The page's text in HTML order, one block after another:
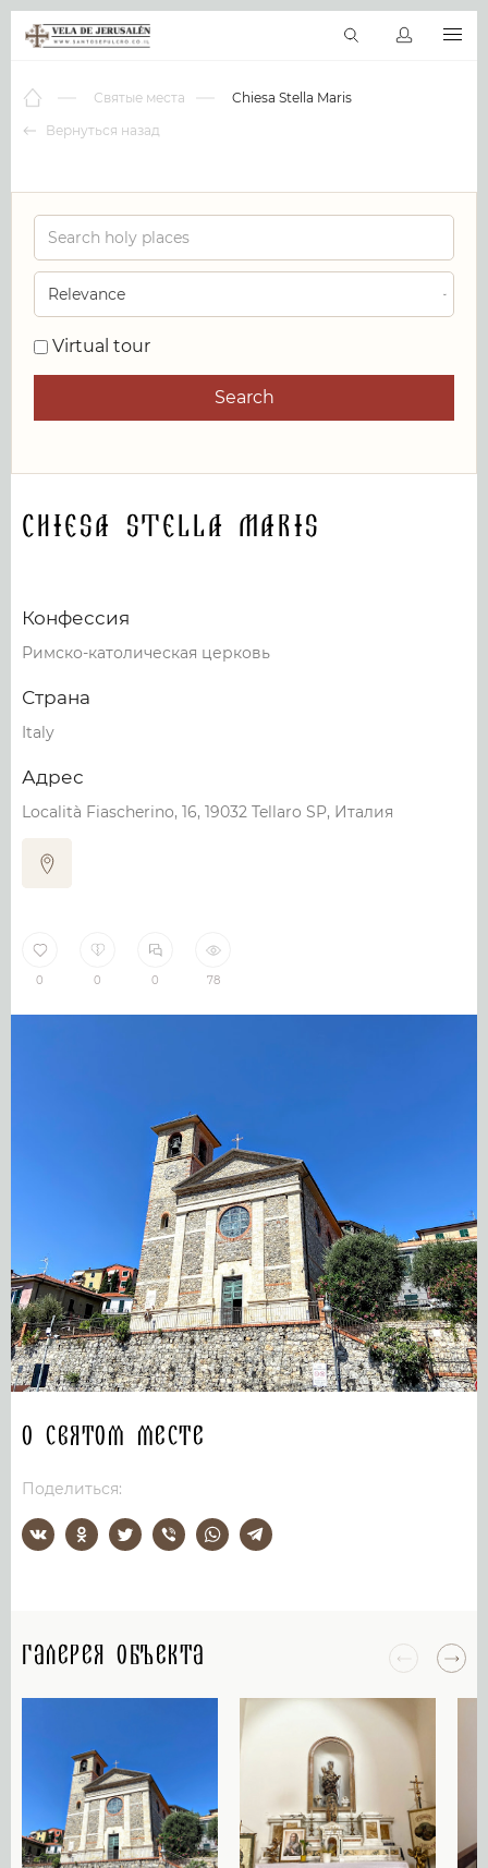
Виртуальные туры
RU
Вернуться назад
Святые места Chiesa Stella Maris
Virtual tour
Search
Chiesa Stella Maris
Конфессия
Римско-католическая церковь
Страна
Italy
Адрес
Località Fiascherino, 16, 19032 Tellaro SP, Италия
0 0 0 78
О святом месте
Поделиться:
Галерея объекта